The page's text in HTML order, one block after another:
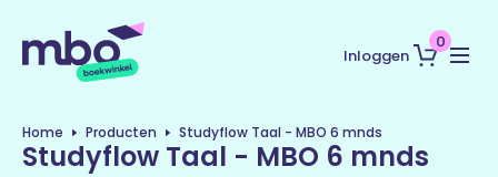
Inloggen
0
Home Producten Studyflow Taal - MBO 6 mnds
Studyflow Taal - MBO 6 mnds